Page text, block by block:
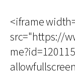
<iframe
src="https://